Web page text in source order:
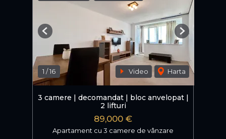
1 /16 Video Harta
Previous Next
3 camere | decomandat | bloc anvelopat |
2 lifturi
89,000 €
Apartament cu 3 camere de vânzare